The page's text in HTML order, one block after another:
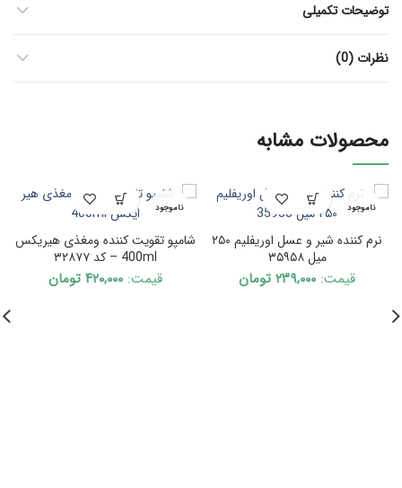
توضیحات تکمیلی
نظرات (0)
محصولات مشابه
ناموجود
نرم کننده شیر و عسل اوریفلیم ۲۵۰
میل ۳۵۹۵۸
قیمت: ۲۳۹,۰۰۰ تومان
ناموجود
شامپو تقویت کننده ومغذی هیریکس
400ml – کد ۳۲۸۷۷
قیمت:۴۲۰,۰۰۰ تومان